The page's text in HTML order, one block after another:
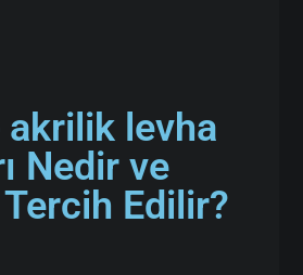
akrilik levha
Nedir ve
Edilir?